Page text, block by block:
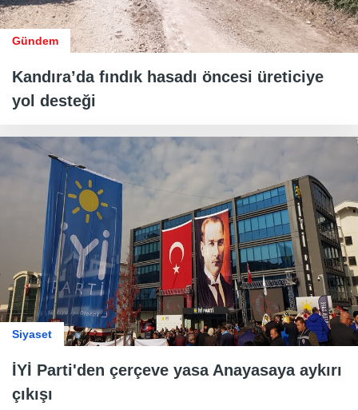
Gündem
Kandıra’da fındık hasadı öncesi üreticiye
yol desteği
Siyaset
İYİ Parti'den çerçeve yasa Anayasaya aykırı
çıkışı